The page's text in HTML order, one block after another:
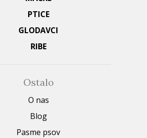
PTICE
GLODAVCI
RIBE
Ostalo
O nas
Blog
Pasme psov